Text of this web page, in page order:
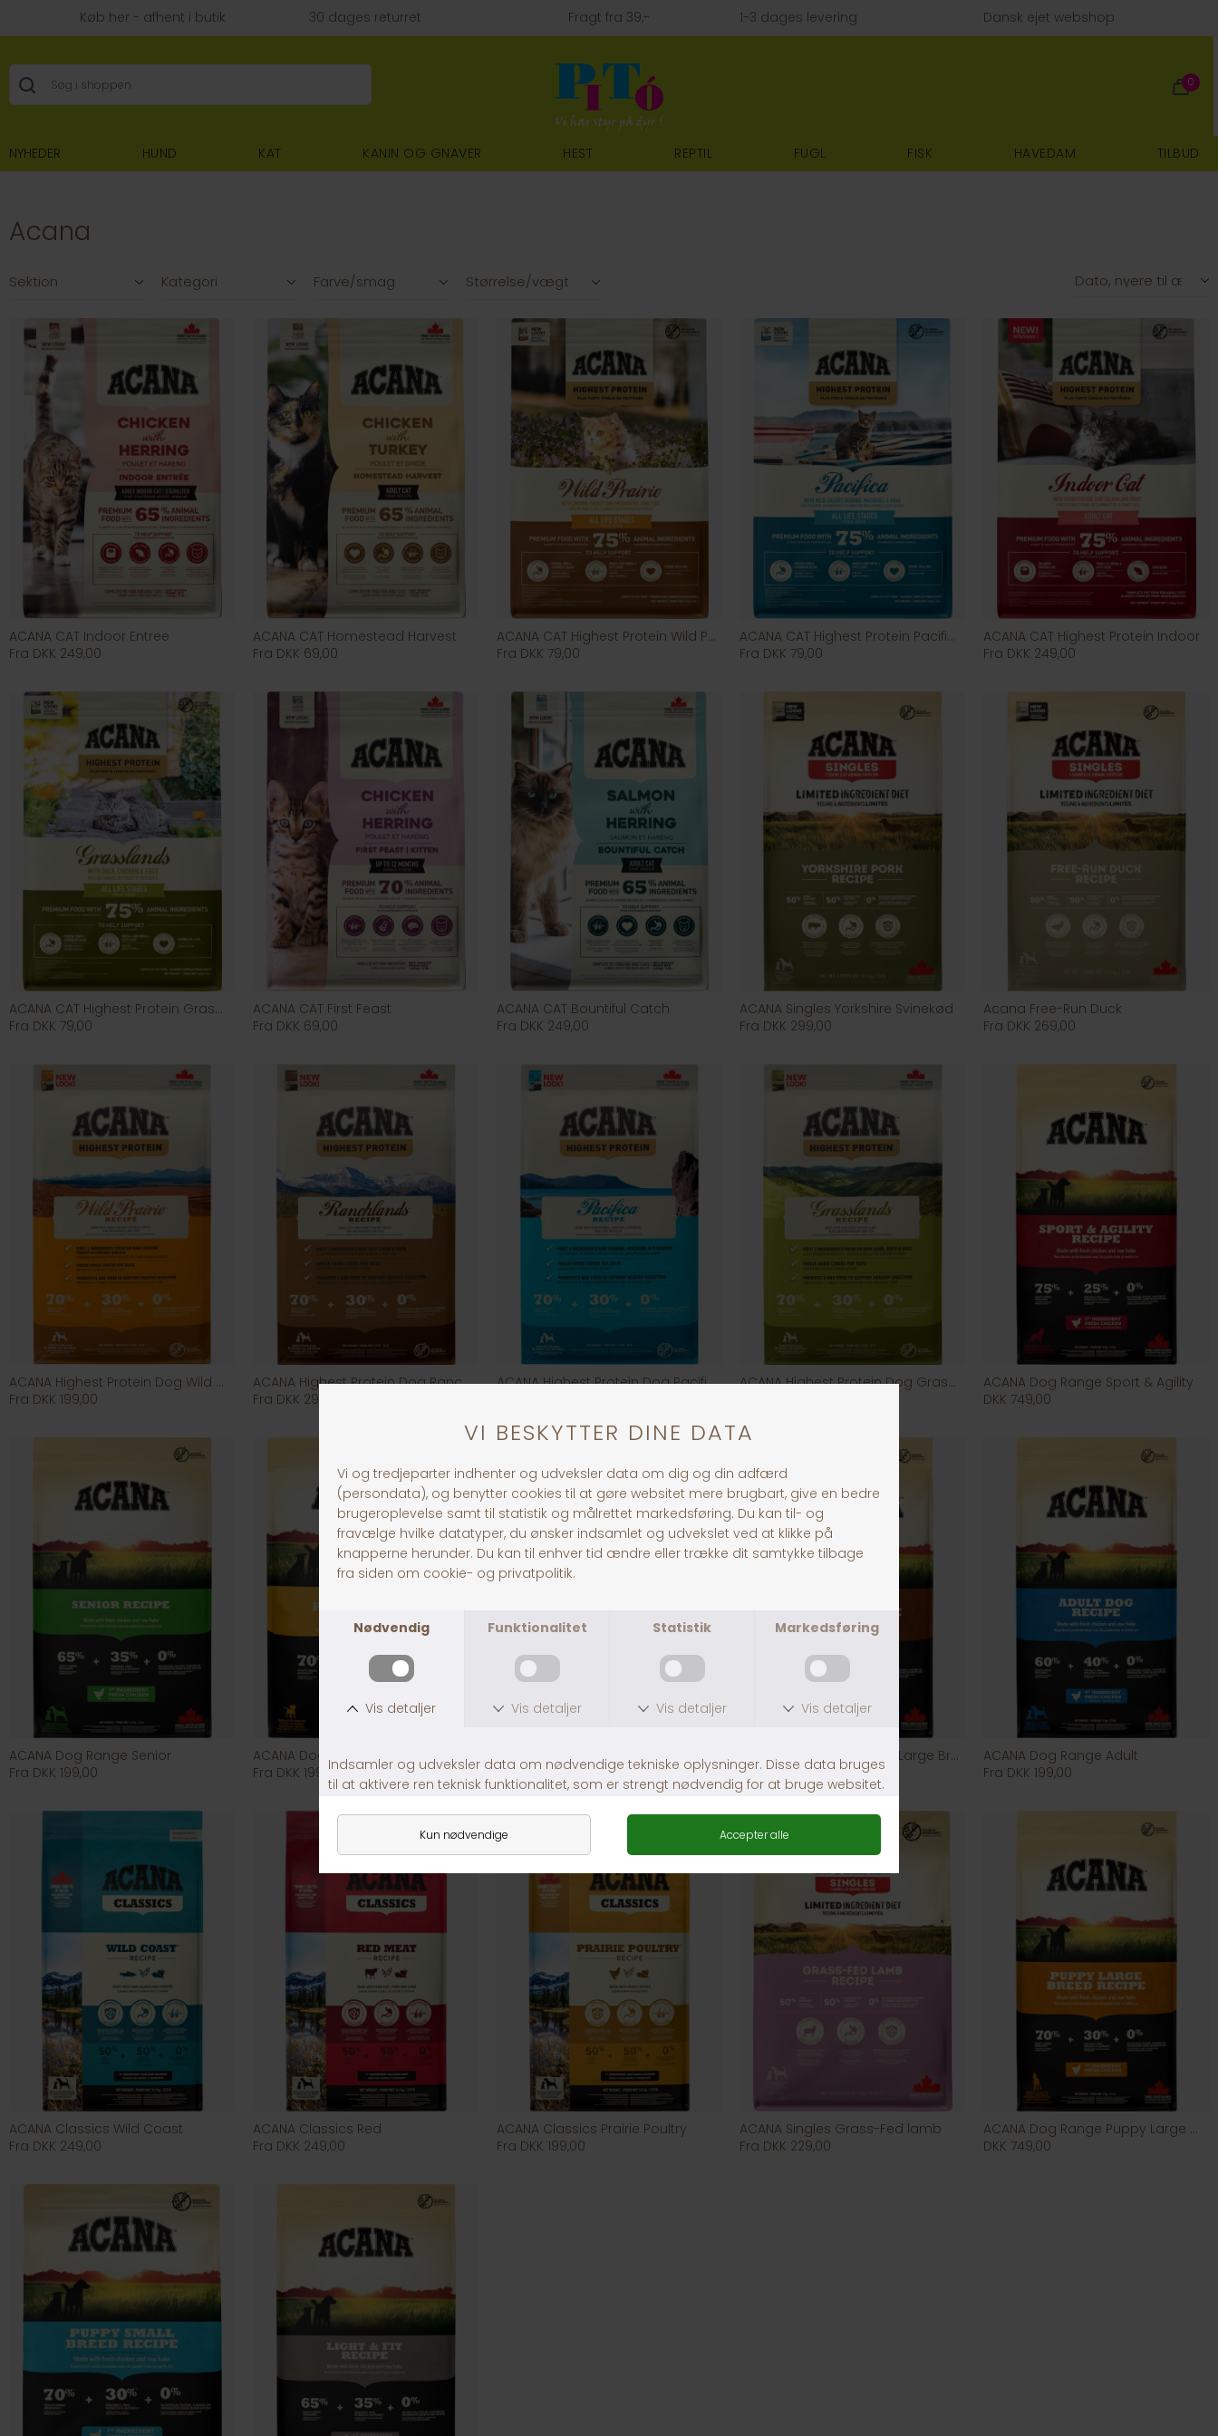
Køb her - afhent i butik 30 dages returret Fragt fra 39,- 1-3 dages levering Dansk ejet webshop
0
NYHEDER HUND KAT KANIN OG GNAVER HEST REPTIL FUGL FISK HAVEDAM TILBUD
Acana
Sektion Kategori Farve/smag Størrelse/vægt
ACANA CAT Indoor Entree
Fra DKK 249,00
ACANA CAT Homestead Harvest
Fra DKK 69,00
ACANA CAT Highest Protein Wild Prairie
Fra DKK 79,00
ACANA CAT Highest Protein Pacifica
Fra DKK 79,00
ACANA CAT Highest Protein Indoor
Fra DKK 249,00
ACANA CAT Highest Protein Grasslands
Fra DKK 79,00
ACANA CAT First Feast
Fra DKK 69,00
ACANA CAT Bountiful Catch
Fra DKK 249,00
ACANA Singles Yorkshire Svinekød
Fra DKK 299,00
Acana Free-Run Duck
Fra DKK 269,00
ACANA Highest Protein Dog Wild Prairie
Fra DKK 199,00
ACANA Highest Protein Dog Ranchlands
Fra DKK 299,00
ACANA Highest Protein Dog Pacifica
ACANA Highest Protein Dog Grasslands
ACANA Dog Range Sport & Agility
DKK 749,00
ACANA Dog Range Senior
Fra DKK 199,00
ACANA Dog Range Puppy & Junior
Fra DKK 199,00
Fra DKK 199,00
Acana Dog Range Adult Large Breed
DKK 749,00
ACANA Dog Range Adult
Fra DKK 199,00
ACANA Classics Wild Coast
Fra DKK 249,00
ACANA Classics Red
Fra DKK 249,00
ACANA Classics Prairie Poultry
Fra DKK 199,00
ACANA Singles Grass-Fed lamb
Fra DKK 229,00
ACANA Dog Range Puppy Large Breed
DKK 749,00